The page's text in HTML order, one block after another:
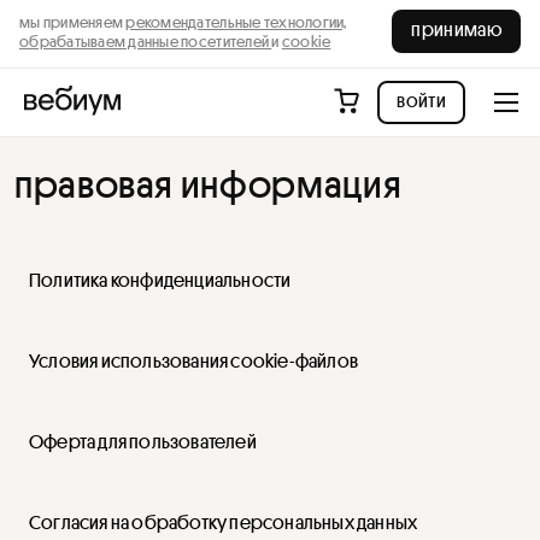
мы применяемрекомендательные технологии,
обрабатываем данные посетителейи cookie
принимаю
войти
правовая информация
Политика конфиденциальности
Условия использования cookie-файлов
Оферта для пользователей
Согласия на обработку персональных данных